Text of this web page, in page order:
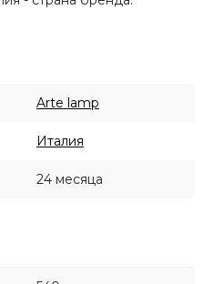
Arte lamp
Италия
24 месяца